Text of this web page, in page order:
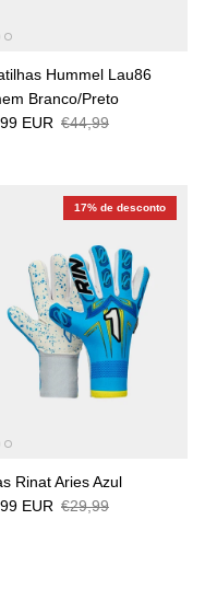
Hummel Lau86
Branco/Preto
EUR €44,99
17% de desconto
Rinat Aries Azul
EUR €29,99